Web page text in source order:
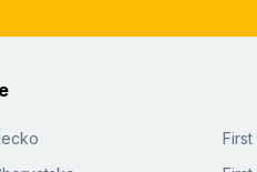
First